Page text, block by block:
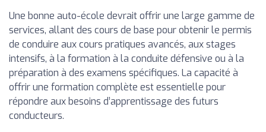
Une bonne auto-école devrait offrir une large gamme de
services, allant des cours de base pour obtenir le permis
de conduire aux cours pratiques avancés, aux stages
intensifs, à la formation à la conduite défensive ou à la
préparation à des examens spécifiques. La capacité à
offrir une formation complète est essentielle pour
répondre aux besoins d’apprentissage des futurs
conducteurs.